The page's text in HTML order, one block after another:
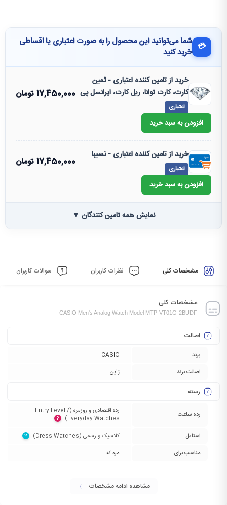
💳 شما می‌توانید این محصول را به صورت اعتباری یا اقساطی
خرید کنید
خرید از تامین کننده اعتباری - ثمین
کارت، کارت توانا، ریل کارت، ایرانسل پی
اعتباری
17,450,000تومان
افزودن به سبد خرید
خرید از تامین کننده اعتباری - نسیبا
اعتباری
17,450,000تومان
افزودن به سبد خرید
نمایش همه تامین کنندگان ▼
مشخصات کلی نظرات کاربران سوالات کاربران
مشخصات کلی
CASIO Men's Analog Watch Model MTP-VT01G-2BUDF
اصالت
برند
CASIO
اصالت برند
ژاپن
رسته
رده ساعت
رده اقتصادی و روزمره (Entry-Level /
Everyday Watches)‏
?
استایل کلاسیک و رسمی (Dress Watches)‏ ?
مناسب برای مردانه
مشاهده ادامه مشخصات